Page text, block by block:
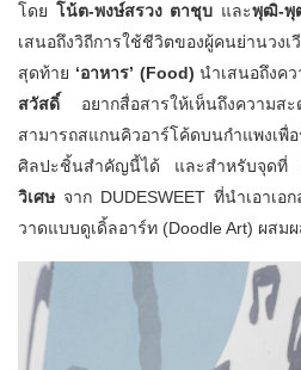
โดย โน้ต-พงษ์สรวง ตาชุบ และพุฒิ-พุ
เสนอถึงวิถีการใช้ชีวิตของผู้คนย่า
สุดท้าย ‘อาหาร’ (Food) นำเสนอถึงค
สวัสดิ์ อยากสื่อสารให้เห็นถึงความ
สามารถสแกนคิวอาร์โค้ดบนกำแพงเพื่
ศิลปะชิ้นสำคัญนี้ได้ และสำหรับจุ
วิเศษ จาก DUDESWEET ที่นำเอาเ
วาดแบบดูเดิ้ลอาร์ท (Doodle Art) ผสม